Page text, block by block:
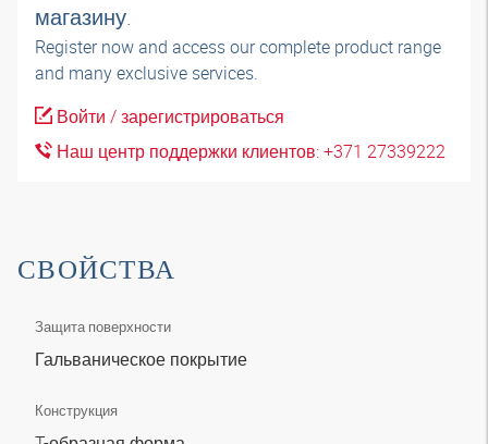
магазину.
Register now and access our complete product range
and many exclusive services.
Войти / зарегистрироваться
Наш центр поддержки клиентов: +371 27339222
СВОЙСТВА
Защита поверхности
Гальваническое покрытие
Конструкция